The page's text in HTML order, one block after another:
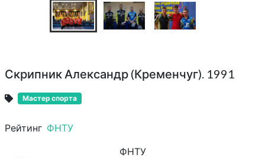
Скрипник Александр (Кременчуг). 1991
Мастер спорта
Рейтинг ФНТУ
ФНТУ